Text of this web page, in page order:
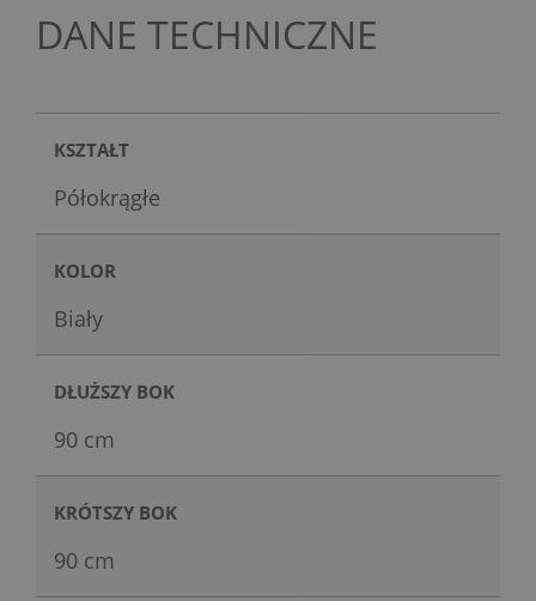
DANE TECHNICZNE
KSZTAŁT
Półokrągłe
KOLOR
Biały
DŁUŻSZY BOK
90 cm
KRÓTSZY BOK
90 cm